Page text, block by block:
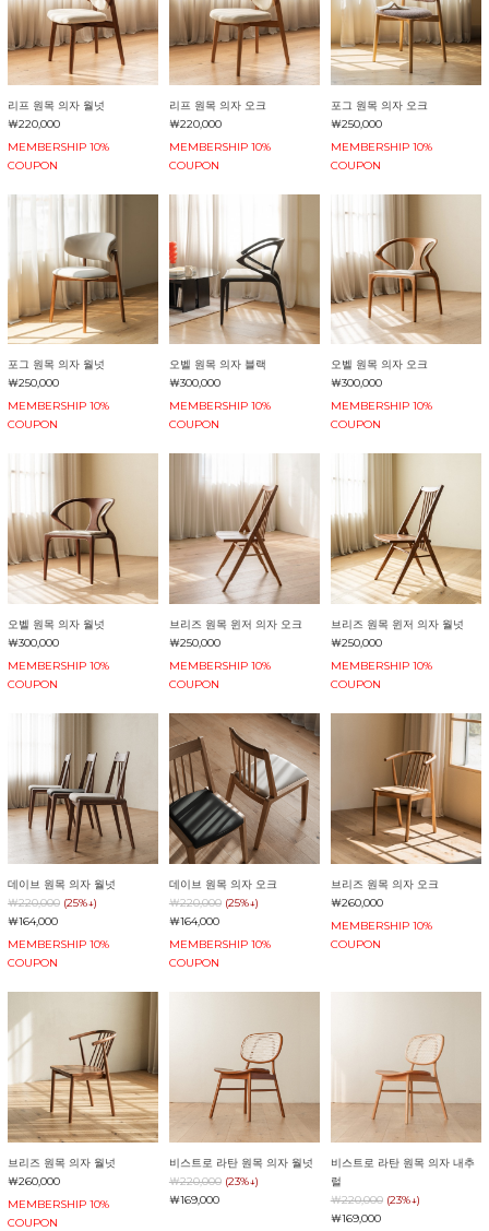
리프 원목 의자 월넛
￦220,000
MEMBERSHIP 10%
COUPON
리프 원목 의자 오크
￦220,000
MEMBERSHIP 10%
COUPON
포그 원목 의자 오크
￦250,000
MEMBERSHIP 10%
COUPON
포그 원목 의자 월넛
￦250,000
MEMBERSHIP 10%
COUPON
오벨 원목 의자 블랙
￦300,000
MEMBERSHIP 10%
COUPON
오벨 원목 의자 오크
￦300,000
MEMBERSHIP 10%
COUPON
오벨 원목 의자 월넛
￦300,000
MEMBERSHIP 10%
COUPON
브리즈 원목 윈저 의자 오크
￦250,000
MEMBERSHIP 10%
COUPON
브리즈 원목 윈저 의자 월넛
￦250,000
MEMBERSHIP 10%
COUPON
데이브 원목 의자 월넛
￦220,000 (25%↓)
￦164,000
MEMBERSHIP 10%
COUPON
데이브 원목 의자 오크
￦220,000 (25%↓)
￦164,000
MEMBERSHIP 10%
COUPON
브리즈 원목 의자 오크
￦260,000
MEMBERSHIP 10%
COUPON
브리즈 원목 의자 월넛
￦260,000
MEMBERSHIP 10%
COUPON
비스트로 라탄 원목 의자 월넛
￦220,000 (23%↓)
￦169,000
비스트로 라탄 원목 의자 내추
럴
￦220,000 (23%↓)
￦169,000